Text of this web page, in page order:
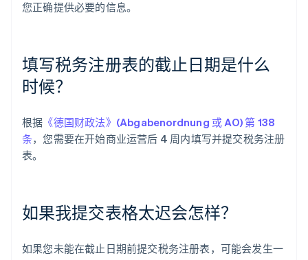
您正确提供必要的信息。
填写税务注册表的截止日期是什么
时候？
根据 《德国财政法》(Abgabenordnung 或 AO) 第 138
条，您需要在开始商业运营后 4 周内填写并提交税务注册
表。
如果我提交表格太迟会怎样？
如果您未能在截止日期前提交税务注册表，可能会发生一